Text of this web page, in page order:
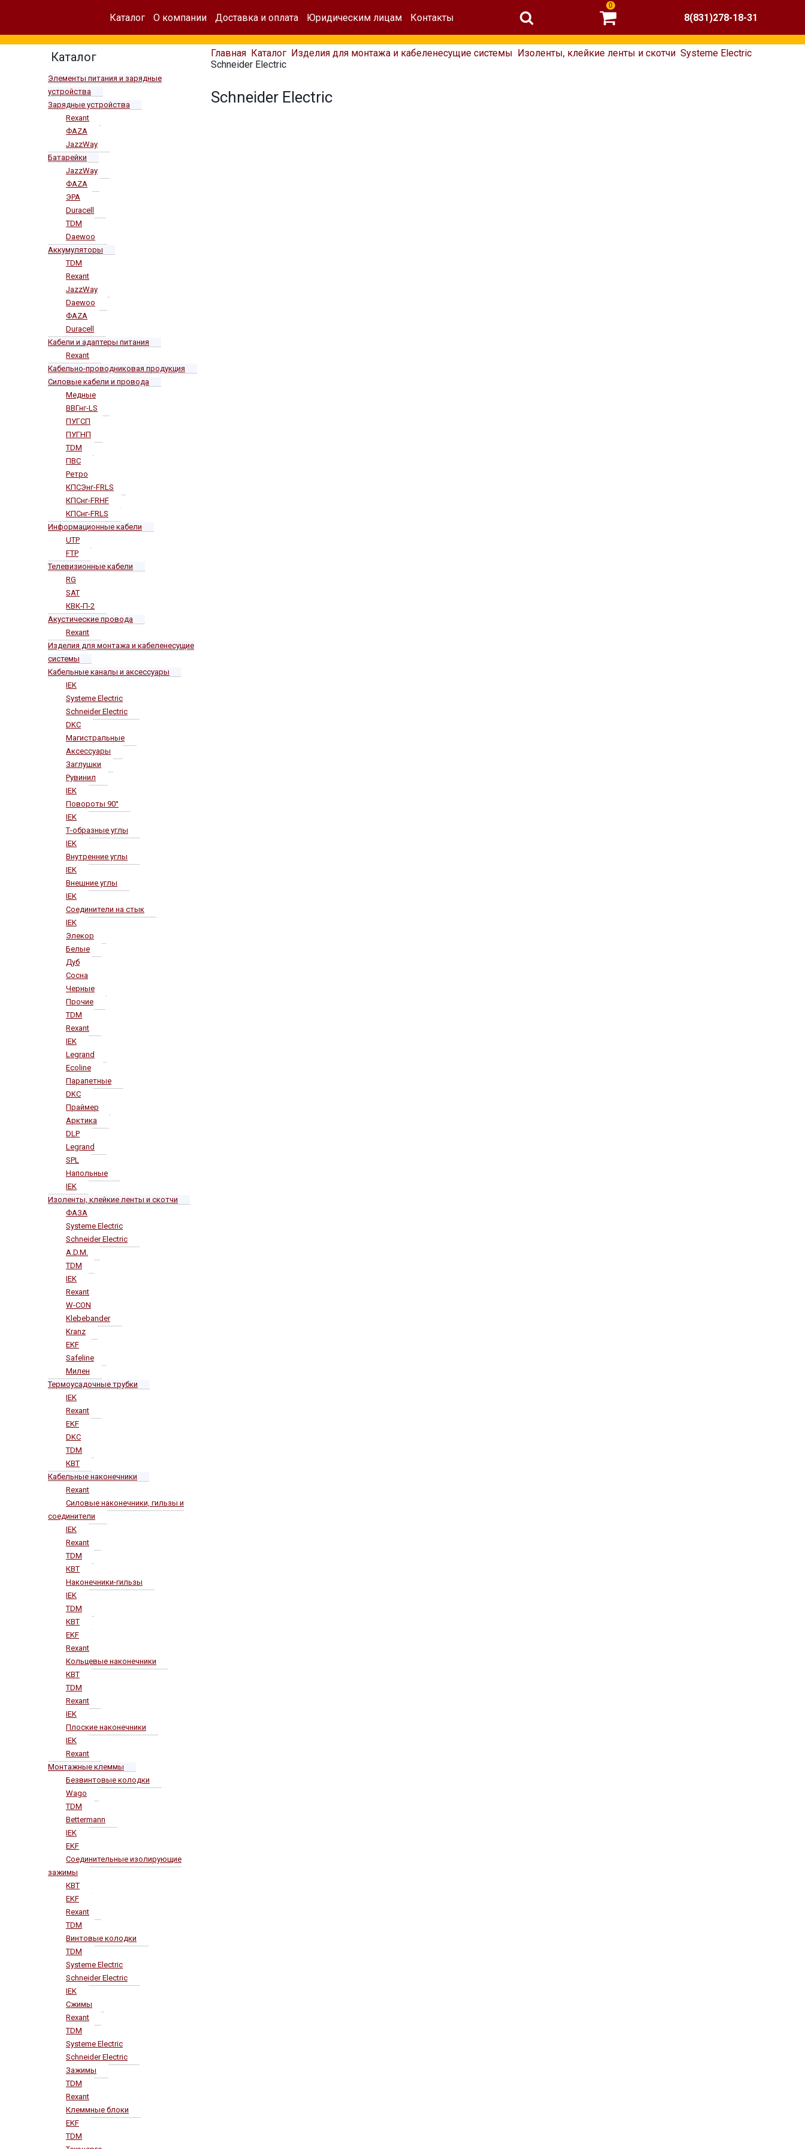
Каталог О компании Доставка и оплата Юридическим лицам Контакты
0
8(831)278-18-31
Каталог
Элементы питания и зарядные
устройства
Зарядные устройства
Rexant
ФАZА
JazzWay
Батарейки
JazzWay
ФАZА
ЭРА
Duracell
TDM
Daewoo
Аккумуляторы
TDM
Rexant
JazzWay
Daewoo
ФАZА
Duracell
Кабели и адаптеры питания
Rexant
Кабельно-проводниковая продукция
Силовые кабели и провода
Медные
ВВГнг-LS
ПУГСП
ПУГНП
TDM
ПВС
Ретро
КПСЭнг-FRLS
КПСнг-FRHF
КПСнг-FRLS
Информационные кабели
UTP
FTP
Телевизионные кабели
RG
SAT
КВК-П-2
Акустические провода
Rexant
Изделия для монтажа и кабеленесущие
системы
Кабельные каналы и аксессуары
IEK
Systeme Electric
Schneider Electric
DKC
Магистральные
Аксессуары
Заглушки
Рувинил
IEK
Повороты 90°
IEK
Т-образные углы
IEK
Внутренние углы
IEK
Внешние углы
IEK
Соединители на стык
IEK
Элекор
Белые
Дуб
Сосна
Черные
Прочие
TDM
Rexant
IEK
Legrand
Ecoline
Парапетные
DKC
Праймер
Арктика
DLP
Legrand
SPL
Напольные
IEK
Изоленты, клейкие ленты и скотчи
ФАЗА
Systeme Electric
Schneider Electric
A.D.M.
TDM
IEK
Rexant
W-CON
Klebebander
Kranz
EKF
Safeline
Милен
Термоусадочные трубки
IEK
Rexant
EKF
DKC
TDM
КВТ
Кабельные наконечники
Rexant
Силовые наконечники, гильзы и
соединители
IEK
Rexant
TDM
КВТ
Наконечники-гильзы
IEK
TDM
КВТ
EKF
Rexant
Кольцевые наконечники
КВТ
TDM
Rexant
IEK
Плоские наконечники
IEK
Rexant
Монтажные клеммы
Безвинтовые колодки
Wago
TDM
Bettermann
IEK
EKF
Соединительные изолирующие
зажимы
КВТ
EKF
Rexant
TDM
Винтовые колодки
TDM
Systeme Electric
Schneider Electric
IEK
Сжимы
Rexant
TDM
Systeme Electric
Schneider Electric
Зажимы
TDM
Rexant
Клеммные блоки
EKF
TDM
Главная Каталог Изделия для монтажа и кабеленесущие системы Изоленты, клейкие ленты и скотчи Systeme Electric
Schneider Electric
Schneider Electric